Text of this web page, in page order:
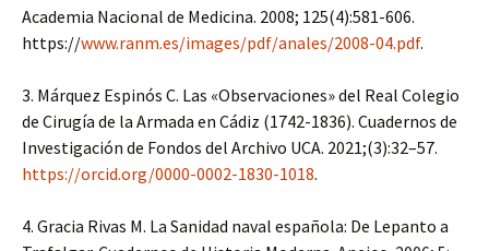
Academia Nacional de Medicina. 2008; 125(4):581-606.
https://www.ranm.es/images/pdf/anales/2008-04.pdf.
3. Márquez Espinós C. Las «Observaciones» del Real Colegio
de Cirugía de la Armada en Cádiz (1742-1836). Cuadernos de
Investigación de Fondos del Archivo UCA. 2021;(3):32–57.
https://orcid.org/0000-0002-1830-1018.
4. Gracia Rivas M. La Sanidad naval española: De Lepanto a